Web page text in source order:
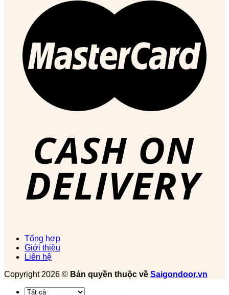
Tổng hợp
Giới thiệu
Liên hệ
Copyright 2026 © Bản quyền thuộc về Saigondoor.vn